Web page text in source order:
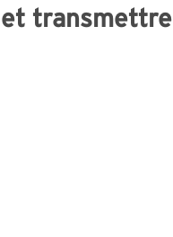
transmettre